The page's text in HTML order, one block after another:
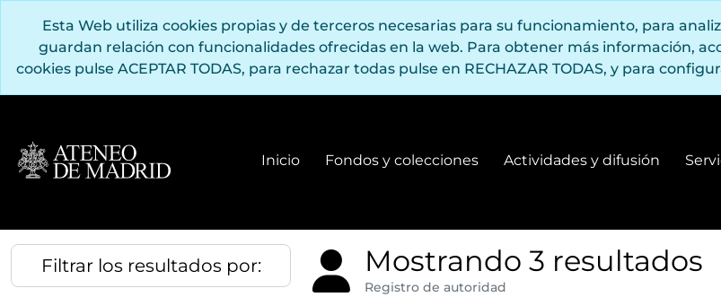
Esta Web utiliza cookies propias y de terceros necesarias para su funcionamiento, para
guardan relación con funcionalidades ofrecidas en la web. Para obtener más información,
cookies pulse ACEPTAR TODAS, para rechazar todas pulse en RECHAZAR TODAS, y para
Inicio Fondos y colecciones
Fondos y colecciones
Actividades y difusión
Actividades y
Filtrar los resultados por: Mostrando 3 resultados
Registro de autoridad